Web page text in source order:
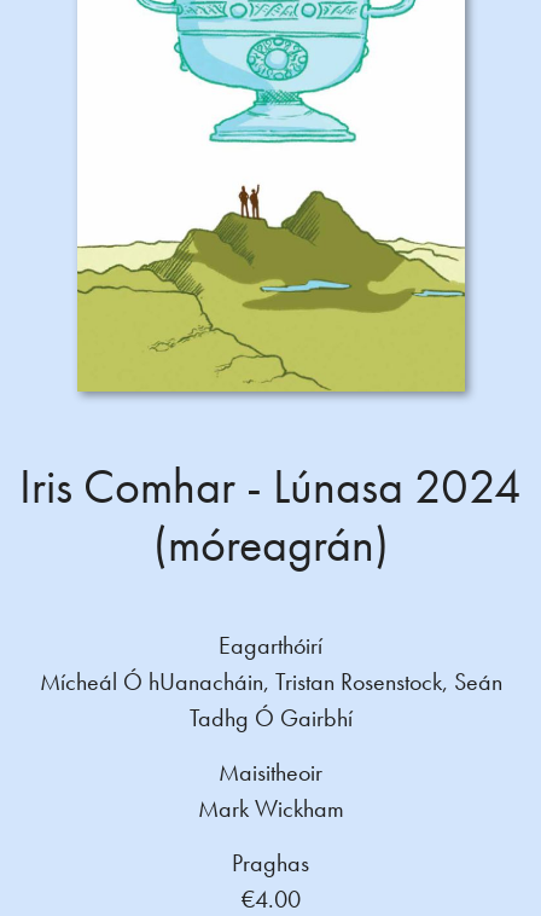
Iris Comhar - Lúnasa 2024
(móreagrán)
Eagarthóirí
Mícheál Ó hUanacháin, Tristan Rosenstock, Seán
Tadhg Ó Gairbhí
Maisitheoir
Mark Wickham
Praghas
€4.00